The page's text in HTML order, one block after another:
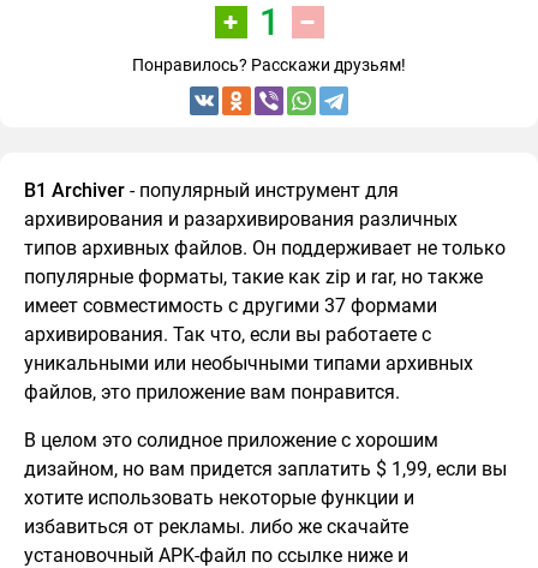
1
Понравилось? Расскажи друзьям!
B1 Archiver - популярный инструмент для
архивирования и разархивирования различных
типов архивных файлов. Он поддерживает не только
популярные форматы, такие как zip и rar, но также
имеет совместимость с другими 37 формами
архивирования. Так что, если вы работаете с
уникальными или необычными типами архивных
файлов, это приложение вам понравится.
В целом это солидное приложение с хорошим
дизайном, но вам придется заплатить $ 1,99, если вы
хотите использовать некоторые функции и
избавиться от рекламы. либо же скачайте
установочный APK-файл по ссылке ниже и